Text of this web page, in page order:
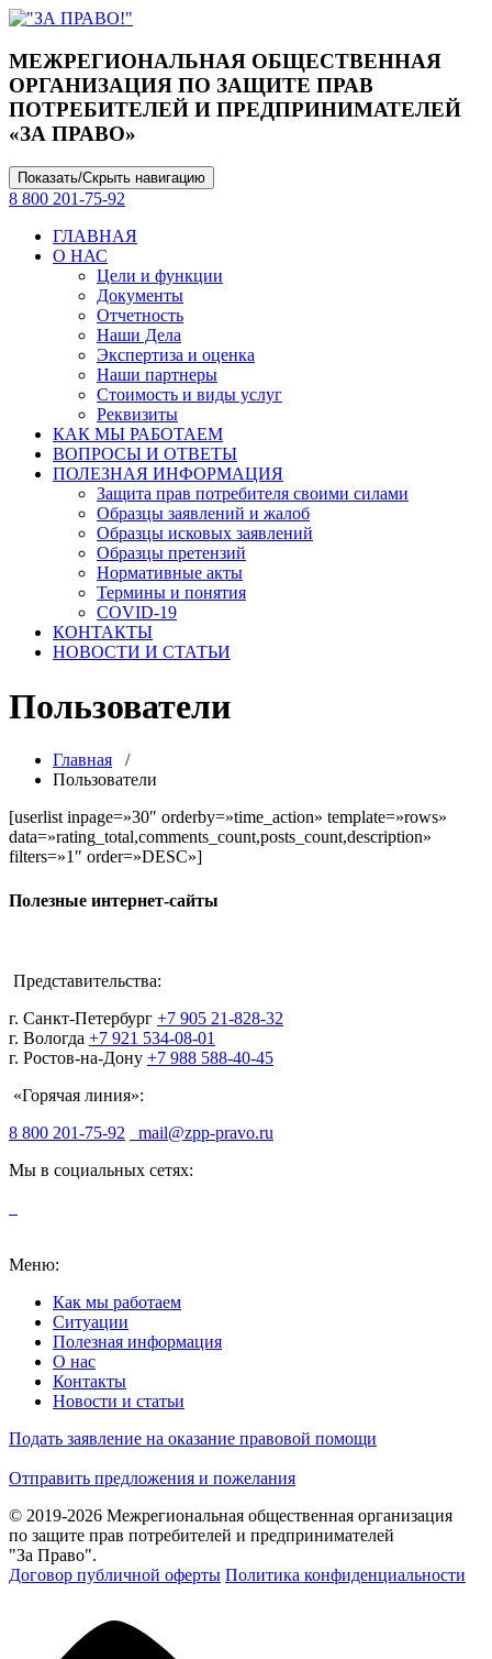
МЕЖРЕГИОНАЛЬНАЯ ОБЩЕСТВЕННАЯ
ОРГАНИЗАЦИЯ ПО ЗАЩИТЕ ПРАВ
ПОТРЕБИТЕЛЕЙ И ПРЕДПРИНИМАТЕЛЕЙ
«ЗА ПРАВО»
Показать/Скрыть навигацию
8 800 201-75-92
ГЛАВНАЯ
О НАС
Цели и функции
Документы
Отчетность
Наши Дела
Экспертиза и оценка
Наши партнеры
Стоимость и виды услуг
Реквизиты
КАК МЫ РАБОТАЕМ
ВОПРОСЫ И ОТВЕТЫ
ПОЛЕЗНАЯ ИНФОРМАЦИЯ
Защита прав потребителя своими силами
Образцы заявлений и жалоб
Образцы исковых заявлений
Образцы претензий
Нормативные акты
Термины и понятия
COVID-19
КОНТАКТЫ
НОВОСТИ И СТАТЬИ
Пользователи
Главная /
Пользователи
[userlist inpage=»30″ orderby=»time_action» template=»rows»
data=»rating_total,comments_count,posts_count,description»
filters=»1″ order=»DESC»]
Полезные интернет-сайты
Представительства:
г. Санкт-Петербург +7 905 21-828-32
г. Вологда +7 921 534-08-01
г. Ростов-на-Дону +7 988 588-40-45
«Горячая линия»:
8 800 201-75-92
mail@zpp-pravo.ru
Мы в социальных сетях:
Меню:
Как мы работаем
Ситуации
Полезная информация
О нас
Контакты
Новости и статьи
Подать заявление на оказание правовой помощи
Отправить предложения и пожелания
© 2019-2026 Межрегиональная общественная организация
по защите прав потребителей и предпринимателей
"За Право".
Договор публичной оферты Политика конфиденциальности